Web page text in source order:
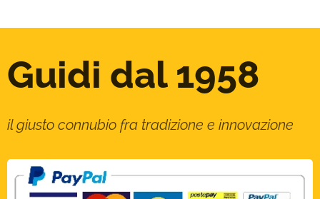
Guidi dal 1958
il giusto connubio fra tradizione e innovazione